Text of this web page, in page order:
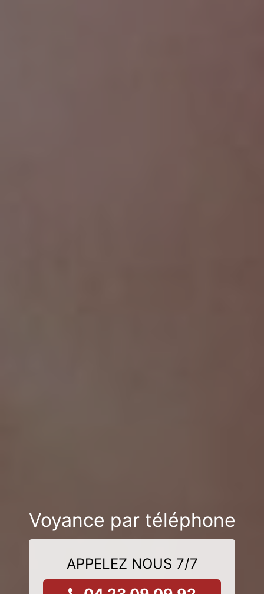
Voyance par téléphone
APPELEZ NOUS 7/7